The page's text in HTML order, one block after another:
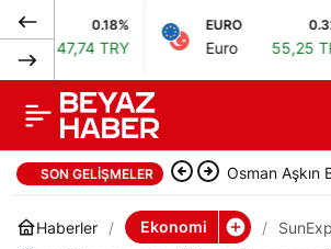
0.18%
47,74 TRY
EURO 0.32%
Euro 55,25 TRY
SON GELIŞMELER Osman Aşkın
sporun tüm
Haberler Ekonomi
SunExpress, Almatı
uçuşlarına Temmuz’da
başlayacak